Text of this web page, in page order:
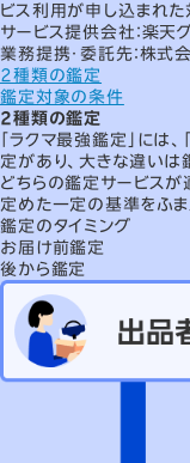
ビス利用が申し込まれた
サービス提供会社：楽天
業務提携・委託先：株式
２種類の鑑定
鑑定対象の条件
２種類の鑑定
「ラクマ最強鑑定」には、「
定があり、大きな違いは
どちらの鑑定サービス
定めた一定の基準をふま
鑑定のタイミング
お届け前鑑定
後から鑑定